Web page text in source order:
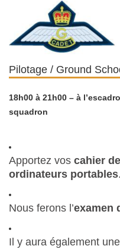
Pilotage / Ground
18h00 à 21h00 – à
squadron
Apportez vos cahier
ordinateurs portables.
Nous ferons l’examen
Il y aura également une